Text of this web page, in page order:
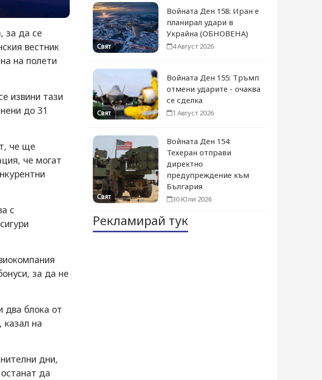
за да се
вестник
на полети
извини тази
до 31
че ще
че могат
с
за да не
два блока от
казал на
дни,
да
Свят
Войната Ден 158: Иран е
планирал удари в
Украйна (ОБНОВЕНА)
4 Август 2026
Свят
Войната Ден 155: Тръмп
отмени ударите - очаква
се сделка
1 Август 2026
Свят
Войната Ден 154:
Техеран отправи
директно
предупреждение към
България
30 Юли 2026
Рекламирай тук